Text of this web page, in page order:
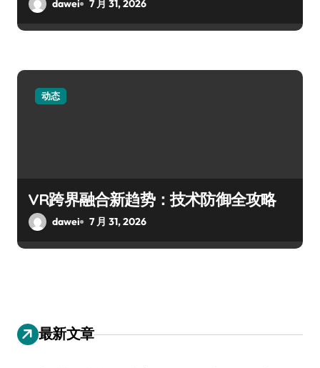
dawei 7 月 31, 2026
动态
VR跨界融合新趋势：技术防御全攻略
dawei 7 月 31, 2026
最新文章